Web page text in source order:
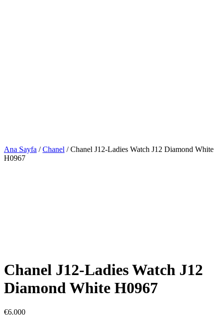
Ana Sayfa /Chanel / Chanel J12-Ladies Watch J12 Diamond White
H0967
Chanel J12-Ladies Watch J12
Diamond White H0967
€6.000